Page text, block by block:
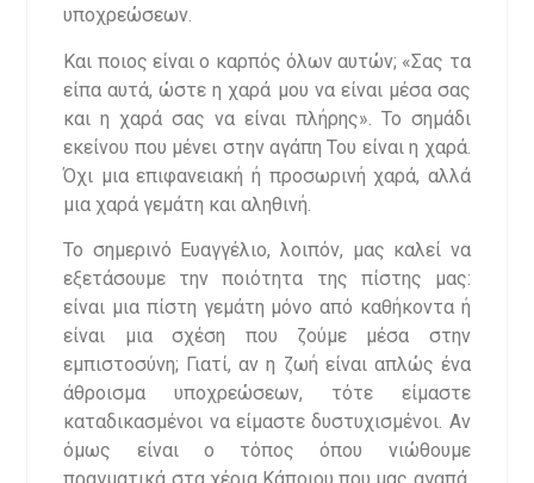
υποχρεώσεων.
Και ποιος είναι ο καρπός όλων αυτών; «Σας τα
είπα αυτά, ώστε η χαρά μου να είναι μέσα σας
και η χαρά σας να είναι πλήρης». Το σημάδι
εκείνου που μένει στην αγάπη Του είναι η χαρά.
Όχι μια επιφανειακή ή προσωρινή χαρά, αλλά
μια χαρά γεμάτη και αληθινή.
Το σημερινό Ευαγγέλιο, λοιπόν, μας καλεί να
εξετάσουμε την ποιότητα της πίστης μας:
είναι μια πίστη γεμάτη μόνο από καθήκοντα ή
είναι μια σχέση που ζούμε μέσα στην
εμπιστοσύνη; Γιατί, αν η ζωή είναι απλώς ένα
άθροισμα υποχρεώσεων, τότε είμαστε
καταδικασμένοι να είμαστε δυστυχισμένοι. Αν
όμως είναι ο τόπος όπου νιώθουμε